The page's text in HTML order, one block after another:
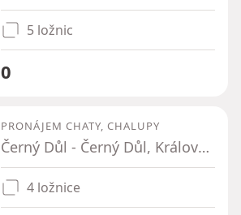
5 ložnic
0
PRONÁJEM CHATY, CHALUPY
Černý Důl - Černý Důl, Královéhradecký kraj
4 ložnice